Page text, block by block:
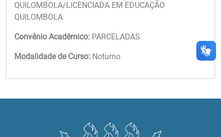
QUILOMBOLA/LICENCIADA EM EDUCAÇÃO
QUILOMBOLA
Convênio Acadêmico: PARCELADAS
Modalidade de Curso: Noturno